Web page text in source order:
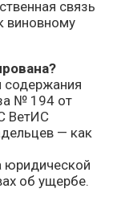
связь
виновному
содержания
№ 194 от
ВетИС
— как
юридической
об ущербе.